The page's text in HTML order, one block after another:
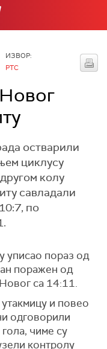
ИЗВОР:
РТС
остварили
циклусу
колу
савладали
по
уписао пораз од
поражен од
са 14:11.
и повео
одговорили
чиме су
контролу